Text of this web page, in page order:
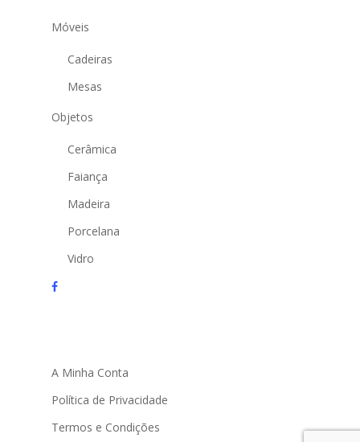
Móveis
Cadeiras
Mesas
Objetos
Cerâmica
Faiança
Madeira
Porcelana
Vidro
facebook
A Minha Conta
Política de Privacidade
Termos e Condições